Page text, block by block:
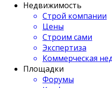
Недвижимость
Строй компании
Цены
Строим сами
Экспертиза
Коммерческая
Площадки
Форумы